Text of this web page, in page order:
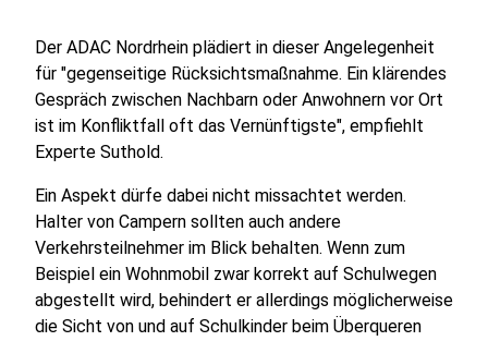
Der ADAC Nordrhein plädiert in dieser Angelegenheit
für "gegenseitige Rücksichtsmaßnahme. Ein klärendes
Gespräch zwischen Nachbarn oder Anwohnern vor Ort
ist im Konfliktfall oft das Vernünftigste", empfiehlt
Experte Suthold.
Ein Aspekt dürfe dabei nicht missachtet werden.
Halter von Campern sollten auch andere
Verkehrsteilnehmer im Blick behalten. Wenn zum
Beispiel ein Wohnmobil zwar korrekt auf Schulwegen
abgestellt wird, behindert er allerdings möglicherweise
die Sicht von und auf Schulkinder beim Überqueren